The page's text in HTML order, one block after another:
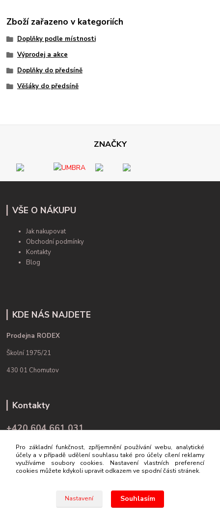
Zboží zařazeno v kategoriích
Doplňky podle místnosti
Výprodej a akce
Doplňky do předsíně
Věšáky do předsíně
ZNAČKY
VŠE O NÁKUPU
Jak nakupovat
Obchodní podmínky
Kontakty
Blog
KDE NÁS NAJDETE
Prodejna RODEX
Školní 1975/21
430 01 Chomutov
Kontakty
+420 604 661 031
info@rodex.cz
Pro základní funkčnost, zpříjemnění používání webu, analytické
účely a v případě udělení souhlasu také pro účely cílení reklamy
využíváme soubory cookies. Nastavení vlastních preferencí
cookies můžete kdykoli upravit odkazem ve spodní části stránek.
Nastavení Souhlasím